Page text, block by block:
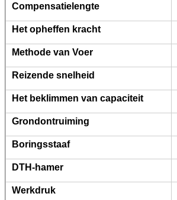
Compensatielengte
Het opheffen kracht
Methode van Voer
Reizende snelheid
Het beklimmen van capaciteit
Grondontruiming
Boringsstaaf
DTH-hamer
Werkdruk